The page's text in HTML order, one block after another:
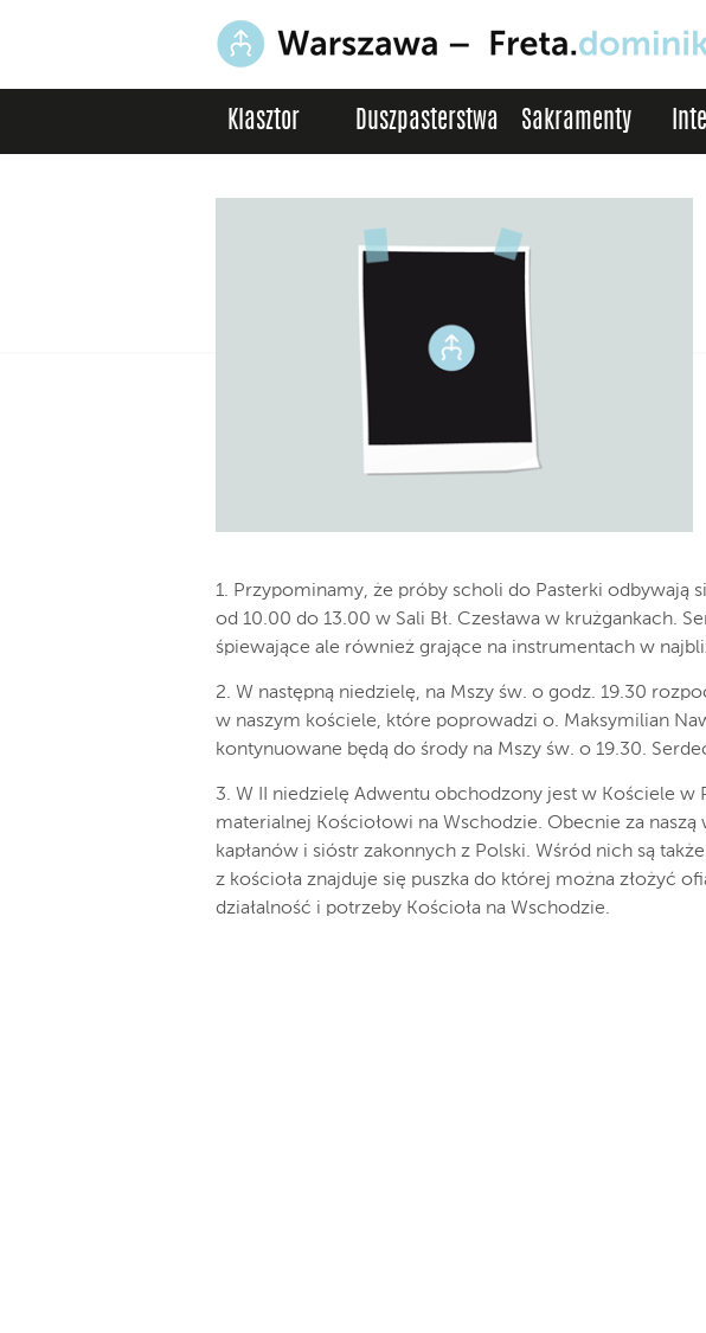
Klasztor Duszpasterstwa Sakramenty
1. Przypominamy, że próby scholi do Pasterki odbywają
od 10.00 do 13.00 w Sali Bł. Czesława w krużgankach.
śpiewające ale również grające na instrumentach w
2. W następną niedzielę, na Mszy św. o godz. 19.30
w naszym kościele, które poprowadzi o. Maksymilian
kontynuowane będą do środy na Mszy św. o 19.30.
3. W II niedzielę Adwentu obchodzony jest w Kościele
materialnej Kościołowi na Wschodzie. Obecnie za naszą
kapłanów i sióstr zakonnych z Polski. Wśród nich są
z kościoła znajduje się puszka do której można złożyć
działalność i potrzeby Kościoła na Wschodzie.